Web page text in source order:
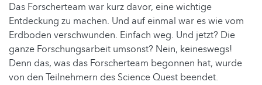
Das Forscherteam war kurz davor, eine wichtige
Entdeckung zu machen. Und auf einmal war es wie vom
Erdboden verschwunden. Einfach weg. Und jetzt? Die
ganze Forschungsarbeit umsonst? Nein, keineswegs!
Denn das, was das Forscherteam begonnen hat, wurde
von den Teilnehmern des Science Quest beendet.